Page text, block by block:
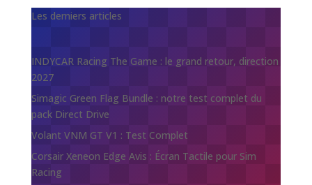
Les derniers articles
INDYCAR Racing The Game : le grand retour, direction
2027
Simagic Green Flag Bundle : notre test complet du
pack Direct Drive
Volant VNM GT V1 : Test Complet
Corsair Xeneon Edge Avis : Écran Tactile pour Sim
Racing